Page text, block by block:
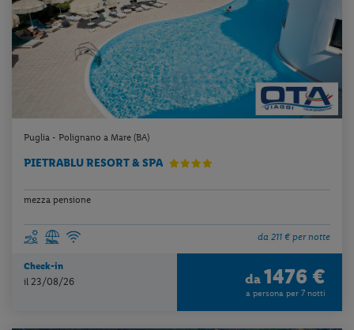
Puglia - Polignano a Mare (BA)
PIETRABLU RESORT & SPA
mezza pensione
da 211 € per notte
Check-in
il 23/08/26 da 1476 €
a persona per 7 notti